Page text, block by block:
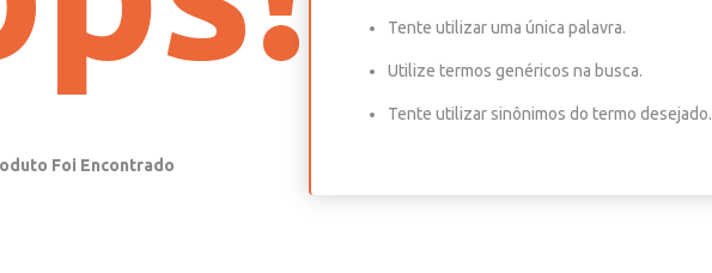
Tente utilizar uma única palavra.
Utilize termos genéricos na busca.
Tente utilizar sinônimos do termo desejado.